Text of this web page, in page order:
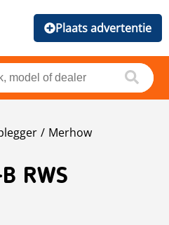
Plaats advertentie
Merhow
RWS